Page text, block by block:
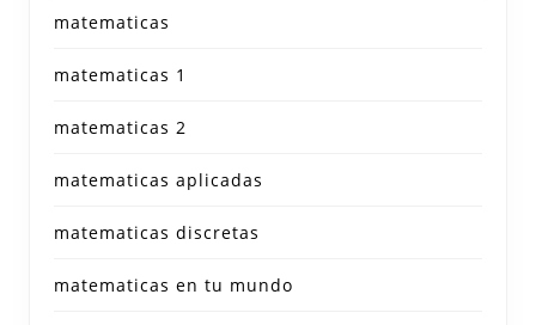
matematicas
matematicas 1
matematicas 2
matematicas aplicadas
matematicas discretas
matematicas en tu mundo